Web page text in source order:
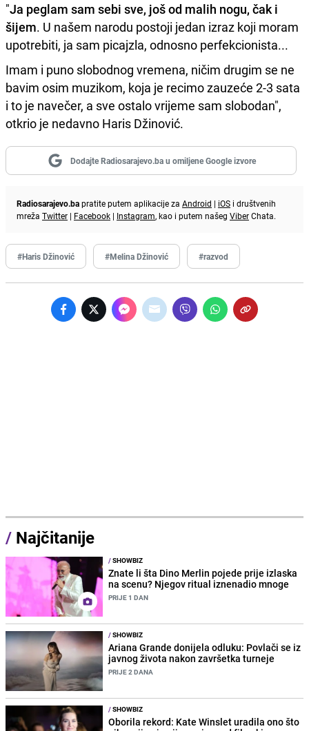
"Ja peglam sam sebi sve, još od malih nogu, čak i
šijem. U našem narodu postoji jedan izraz koji moram
upotrebiti, ja sam picajzla, odnosno perfekcionista...
Imam i puno slobodnog vremena, ničim drugim se ne
bavim osim muzikom, koja je recimo zauzeće 2-3 sata
i to je navečer, a sve ostalo vrijeme sam slobodan",
otkrio je nedavno Haris Džinović.
Dodajte Radiosarajevo.ba u omiljene Google izvore
Radiosarajevo.bapratite putem aplikacije za Android | iOS i društvenih
mreža Twitter | Facebook | Instagram, kao i putem našeg ViberChata.
#Haris Džinović #Melina Džinović #razvod
/ Najčitanije
/SHOWBIZ
Znate li šta Dino Merlin pojede prije izlaska
na scenu? Njegov ritual iznenadio mnoge
PRIJE 1 DAN
/SHOWBIZ
Ariana Grande donijela odluku: Povlači se iz
javnog života nakon završetka turneje
PRIJE 2 DANA
/SHOWBIZ
Oborila rekord: Kate Winslet uradila ono što